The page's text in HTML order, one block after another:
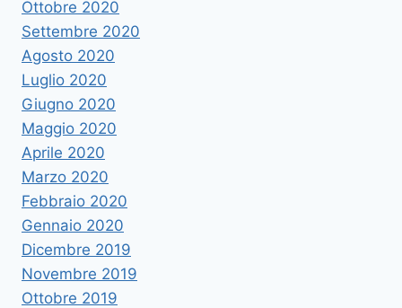
Ottobre 2020
Settembre 2020
Agosto 2020
Luglio 2020
Giugno 2020
Maggio 2020
Aprile 2020
Marzo 2020
Febbraio 2020
Gennaio 2020
Dicembre 2019
Novembre 2019
Ottobre 2019